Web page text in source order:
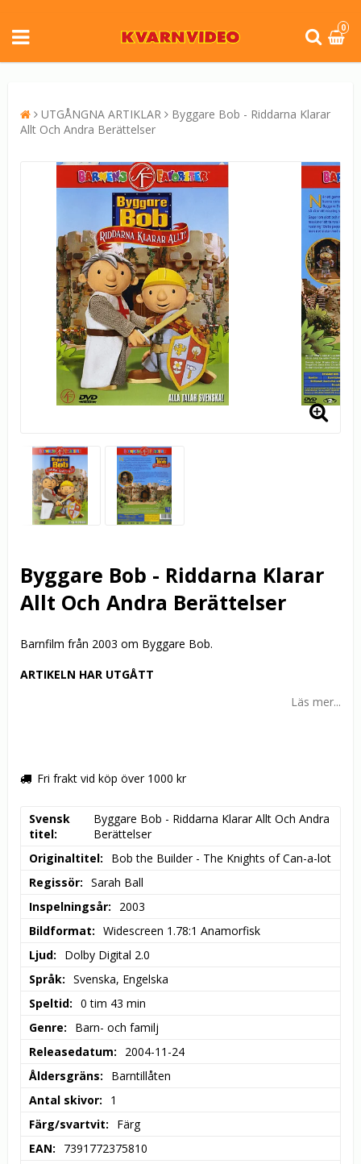
0
UTGÅNGNA ARTIKLAR
Byggare Bob - Riddarna Klarar
Allt Och Andra Berättelser
Byggare Bob - Riddarna Klarar
Allt Och Andra Berättelser
Barnfilm från 2003 om Byggare Bob.
ARTIKELN HAR UTGÅTT
Läs mer...
Fri frakt vid köp över 1000 kr
Svensk
titel
Byggare Bob - Riddarna Klarar Allt Och Andra
Berättelser
Originaltitel
Bob the Builder - The Knights of Can-a-lot
Regissör
Sarah Ball
Inspelningsår
2003
Bildformat
Widescreen 1.78:1 Anamorfisk
Ljud
Dolby Digital 2.0
Språk
Svenska, Engelska
Speltid
0 tim 43 min
Genre
Barn- och familj
Releasedatum
2004-11-24
Åldersgräns
Barntillåten
Antal skivor
1
Färg/svartvit
Färg
EAN
7391772375810